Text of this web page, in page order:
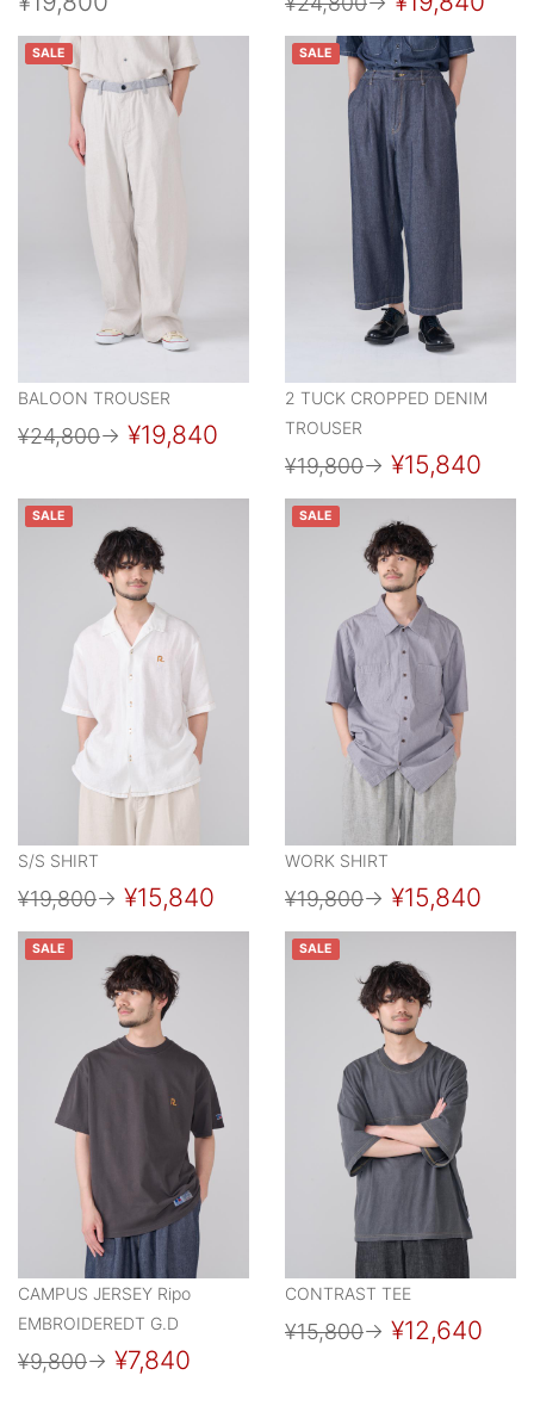
SALE
BALOON TROUSER
¥24,800→ ¥19,840
SALE
2 TUCK CROPPED DENIM
TROUSER
¥19,800→ ¥15,840
SALE
S/S SHIRT
¥19,800→ ¥15,840
SALE
WORK SHIRT
¥19,800→ ¥15,840
SALE
CAMPUS JERSEY Ripo
EMBROIDEREDT G.D
¥9,800→ ¥7,840
SALE
CONTRAST TEE
¥15,800→ ¥12,640